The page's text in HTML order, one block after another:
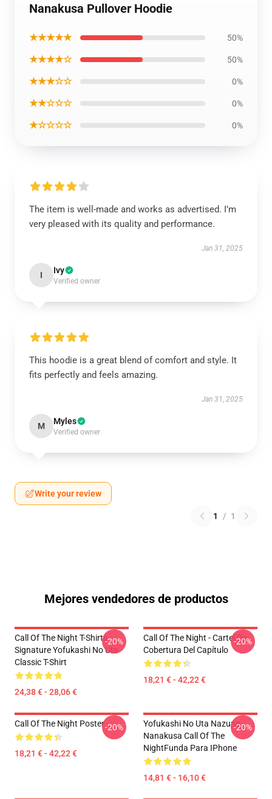
Nanakusa Pullover Hoodie
★★★★★ 50%
★★★★☆ 50%
★★★☆☆ 0%
★★☆☆☆ 0%
★☆☆☆☆ 0%
The item is well-made and works as advertised. I’m
very pleased with its quality and performance.
Jan 31, 2025
I Ivy
Verified owner
This hoodie is a great blend of comfort and style. It
fits perfectly and feels amazing.
Jan 31, 2025
M Myles
Verified owner
Write your review
1 / 1
Mejores vendedores de productos
Call Of The Night T-Shirts -
Signature Yofukashi No Uta
Classic T-Shirt
24,38 € - 28,06 €
-20%
Call Of The Night - Cartel De
Cobertura Del Capítulo
18,21 € - 42,22 €
-20%
Call Of The Night Poster
18,21 € - 42,22 €
-20%
Yofukashi No Uta Nazuna
Nanakusa Call Of The
NightFunda Para IPhone
14,81 € - 16,10 €
-20%